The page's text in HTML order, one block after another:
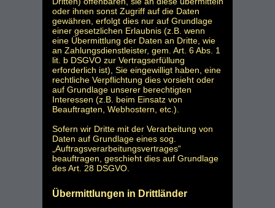
oder ihnen sonst Zugriff auf die Daten
gewähren, erfolgt dies nur auf Grundlage
einer gesetzlichen Erlaubnis (z.B. wenn
eine Übermittlung der Daten an Dritte, wie
an Zahlungsdienstleister, gem. Art. 6 Abs. 1
lit. b DSGVO zur Vertragserfüllung
erforderlich ist), Sie eingewilligt haben, eine
rechtliche Verpflichtung dies vorsieht oder
auf Grundlage unserer berechtigten
Interessen (z.B. beim Einsatz von
Beauftragten, Webhostern, etc.).
Sofern wir Dritte mit der Verarbeitung von
Daten auf Grundlage eines sog.
„Auftragsverarbeitungsvertrages“
beauftragen, geschieht dies auf Grundlage
des Art. 28 DSGVO.
Übermittlungen in Drittländer